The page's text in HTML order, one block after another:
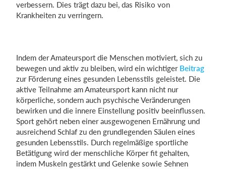
verbessern. Dies trägt dazu bei, das Risiko von
Krankheiten zu verringern.
Indem der Amateursport die Menschen motiviert, sich zu
bewegen und aktiv zu bleiben, wird ein wichtiger Beitrag
zur Förderung eines gesunden Lebensstils geleistet. Die
aktive Teilnahme am Amateursport kann nicht nur
körperliche, sondern auch psychische Veränderungen
bewirken und die innere Einstellung positiv beeinflussen.
Sport gehört neben einer ausgewogenen Ernährung und
ausreichend Schlaf zu den grundlegenden Säulen eines
gesunden Lebensstils. Durch regelmäßige sportliche
Betätigung wird der menschliche Körper fit gehalten,
indem Muskeln gestärkt und Gelenke sowie Sehnen